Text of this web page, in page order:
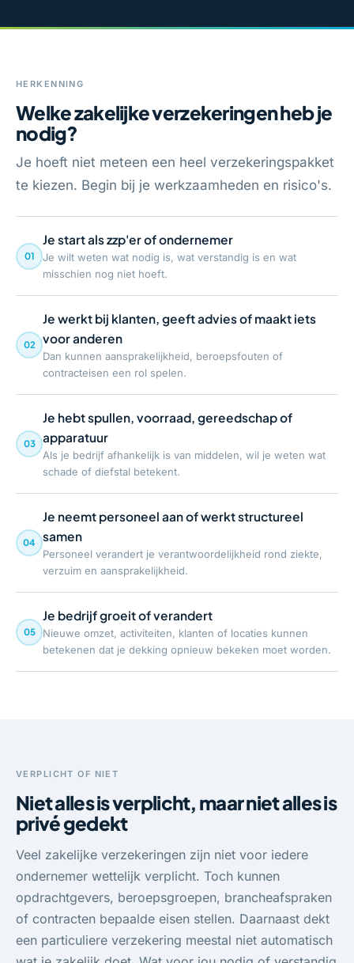
HERKENNING
Welke zakelijke verzekeringen heb je
nodig?
Je hoeft niet meteen een heel verzekeringspakket
te kiezen. Begin bij je werkzaamheden en risico's.
01
Je start als zzp'er of ondernemer
Je wilt weten wat nodig is, wat verstandig is en wat
misschien nog niet hoeft.
02
Je werkt bij klanten, geeft advies of maakt iets
voor anderen
Dan kunnen aansprakelijkheid, beroepsfouten of
contracteisen een rol spelen.
03
Je hebt spullen, voorraad, gereedschap of
apparatuur
Als je bedrijf afhankelijk is van middelen, wil je weten wat
schade of diefstal betekent.
04
Je neemt personeel aan of werkt structureel
samen
Personeel verandert je verantwoordelijkheid rond ziekte,
verzuim en aansprakelijkheid.
05
Je bedrijf groeit of verandert
Nieuwe omzet, activiteiten, klanten of locaties kunnen
betekenen dat je dekking opnieuw bekeken moet worden.
VERPLICHT OF NIET
Niet alles is verplicht, maar niet alles is
privé gedekt
Veel zakelijke verzekeringen zijn niet voor iedere
ondernemer wettelijk verplicht. Toch kunnen
opdrachtgevers, beroepsgroepen, brancheafspraken
of contracten bepaalde eisen stellen. Daarnaast dekt
een particuliere verzekering meestal niet automatisch